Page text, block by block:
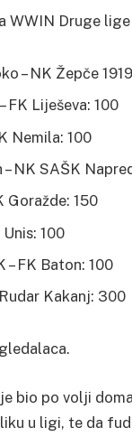
WWIN Druge lige
– NK Žepče
FK Liješeva: 100
Nemila: 100
– NK SAŠK
Goražde: 150
Unis: 100
– FK Baton: 100
Kakanj: 300
bio po volji
u ligi, te da